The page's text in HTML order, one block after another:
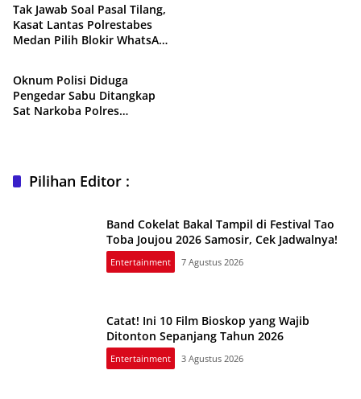
Tak Jawab Soal Pasal Tilang,
Kasat Lantas Polrestabes
Medan Pilih Blokir WhatsApp
Peristiwa
Oknum Polisi Diduga
Pengedar Sabu Ditangkap
Sat Narkoba Polres
Pilihan Editor :
Band Cokelat Bakal Tampil di Festival Tao
Toba Joujou 2026 Samosir, Cek Jadwalnya!
Entertainment 7 Agustus 2026
Catat! Ini 10 Film Bioskop yang Wajib
Ditonton Sepanjang Tahun 2026
Entertainment 3 Agustus 2026